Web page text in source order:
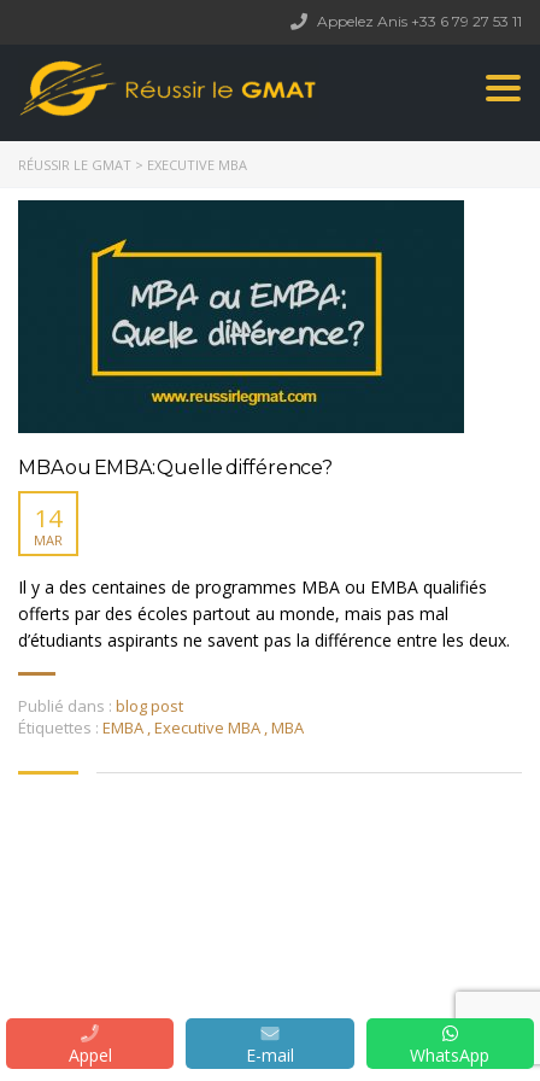
Appelez Anis +33 6 79 27 53 11
RÉUSSIR LE GMAT > EXECUTIVE MBA
MBA ou EMBA: Quelle différence?
14
MAR
Il y a des centaines de programmes MBA ou EMBA qualifiés
offerts par des écoles partout au monde, mais pas mal
d’étudiants aspirants ne savent pas la différence entre les deux.
Publié dans : blog post
Étiquettes : EMBA ,Executive MBA ,MBA
Appel E-mail WhatsApp